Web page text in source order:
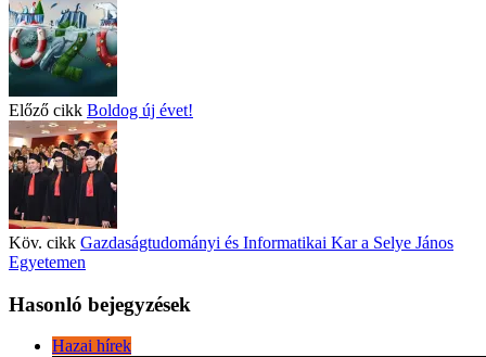
Előző cikk Boldog új évet!
Köv. cikk Gazdaságtudományi és Informatikai Kar a Selye János
Egyetemen
Hasonló bejegyzések
Hazai hírek